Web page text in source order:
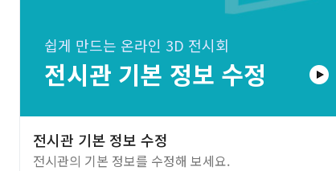
쉽게 만드는 온라인 3D 전시회
전시관 기본 정보 수정
전시관 기본 정보 수정
전시관의 기본 정보를 수정해 보세요.